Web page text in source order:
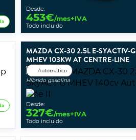
Desde:
453€/mes+IVA
Todo incluido
MAZDA CX-30 2.5L E-SYACTIV-G
MHEV 103KW AT CENTRE-LINE
Automático
Híbrido gasolina
Desde:
327€/mes+IVA
Todo incluido